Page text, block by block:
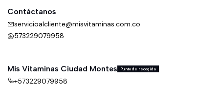
Contáctanos
servicioalcliente@misvitaminas.com.co
573229079958
Mis Vitaminas Ciudad Montes Punto de recogida
+573229079958